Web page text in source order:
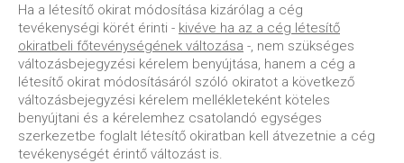
Ha a létesítő okirat módosítása kizárólag a cég
tevékenységi körét érinti - kivéve ha az a cég létesítő
okiratbeli főtevénységének változása -, nem szükséges
változásbejegyzési kérelem benyújtása, hanem a cég a
létesítő okirat módosításáról szóló okiratot a következő
változásbejegyzési kérelem mellékleteként köteles
benyújtani és a kérelemhez csatolandó egységes
szerkezetbe foglalt létesítő okiratban kell átvezetnie a cég
tevékenységét érintő változást is.